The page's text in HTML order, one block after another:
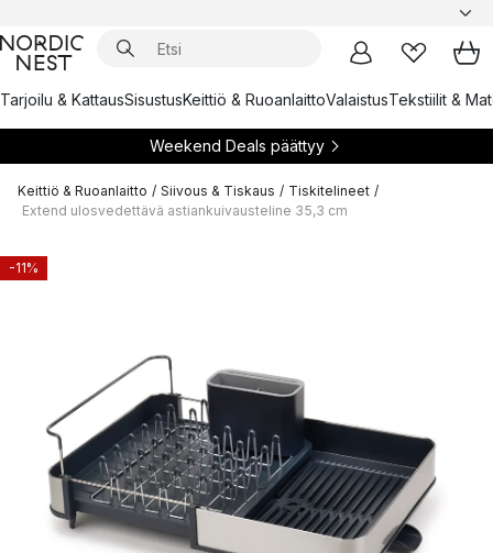
Tarjoilu & KattausSisustusKeittiö & RuoanlaittoValaistusTekstiilit &
Weekend Deals päättyy
Keittiö & Ruoanlaitto / Siivous & Tiskaus / Tiskitelineet /
Extend ulosvedettävä astiankuivausteline 35,3 cm
-11%